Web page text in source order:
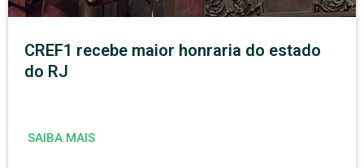
CREF1 recebe maior honraria do estado
do RJ
SAIBA MAIS